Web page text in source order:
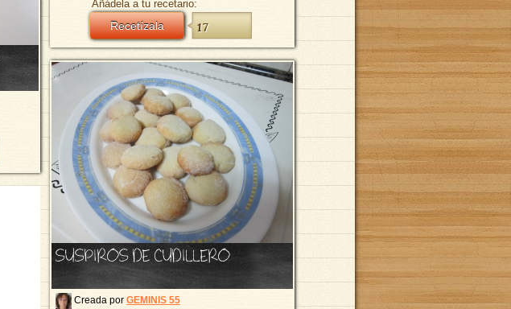
Añádela a tu recetario:
Recetízala 17
SUSPIROS DE CUDILLERO
Creada por GEMINIS 55